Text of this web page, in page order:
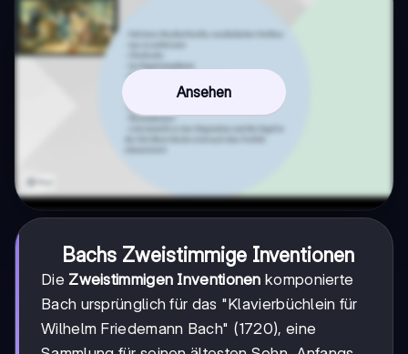
Ansehen
Bachs Zweistimmige Inventionen
Die Zweistimmigen Inventionen komponierte
Bach ursprünglich für das "Klavierbüchlein für
Wilhelm Friedemann Bach" (1720), eine